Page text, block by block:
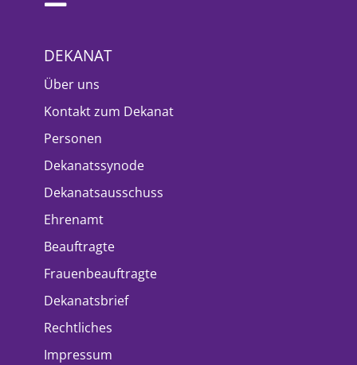
DEKANAT
Über uns
Kontakt zum Dekanat
Personen
Dekanatssynode
Dekanatsausschuss
Ehrenamt
Beauftragte
Frauenbeauftragte
Dekanatsbrief
Rechtliches
Impressum